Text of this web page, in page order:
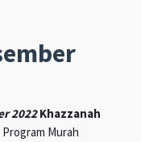
2022Khazzanah
Murah